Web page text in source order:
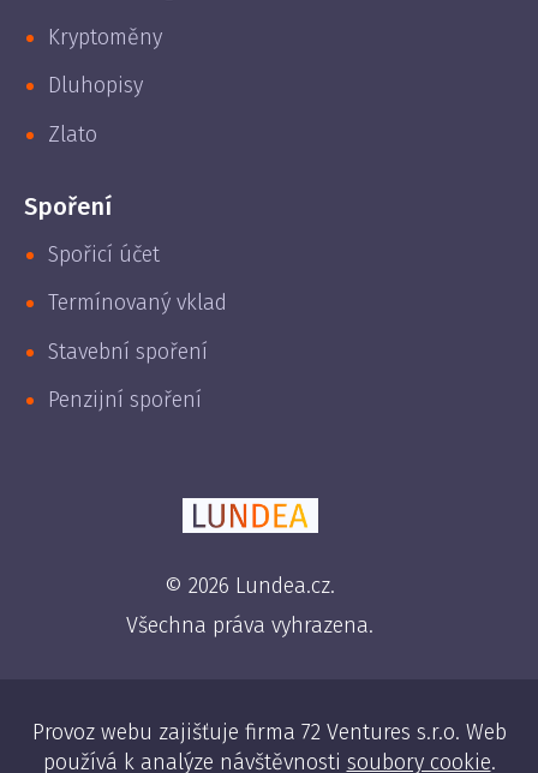
Kryptoměny
Dluhopisy
Zlato
Spoření
Spořicí účet
Termínovaný vklad
Stavební spoření
Penzijní spoření
© 2026 Lundea.cz.
Všechna práva vyhrazena.
Provoz webu zajišťuje firma 72 Ventures s.r.o. Web
používá k analýze návštěvnosti soubory cookie.